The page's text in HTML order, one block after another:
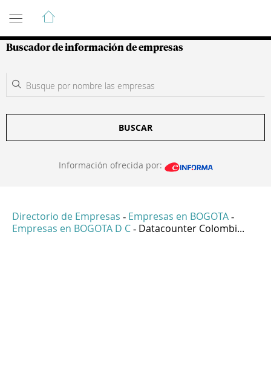
Guía de Empresas Colombianas
Buscador de información de empresas
BUSCAR
Información ofrecida por:
Directorio de Empresas - Empresas en BOGOTA -
Empresas en BOGOTA D C - Datacounter Colombi...